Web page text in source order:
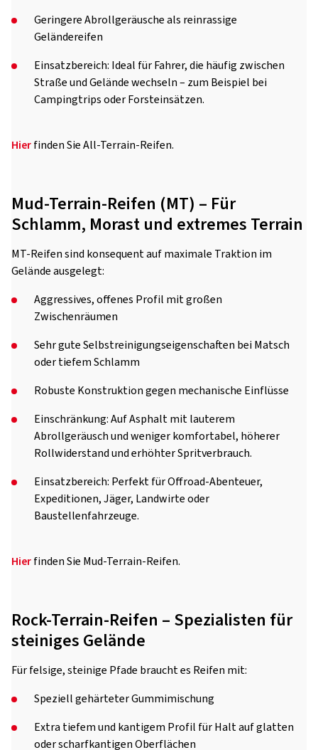
Geringere Abrollgeräusche als reinrassige
Geländereifen
Einsatzbereich: Ideal für Fahrer, die häufig zwischen
Straße und Gelände wechseln – zum Beispiel bei
Campingtrips oder Forsteinsätzen.
Hierfinden Sie All-Terrain-Reifen.
Mud-Terrain-Reifen (MT) – Für
Schlamm, Morast und extremes Terrain
MT-Reifen sind konsequent auf maximale Traktion im
Gelände ausgelegt:
Aggressives, offenes Profil mit großen
Zwischenräumen
Sehr gute Selbstreinigungseigenschaften bei Matsch
oder tiefem Schlamm
Robuste Konstruktion gegen mechanische Einflüsse
Einschränkung: Auf Asphalt mit lauterem
Abrollgeräusch und weniger komfortabel, höherer
Rollwiderstand und erhöhter Spritverbrauch.
Einsatzbereich: Perfekt für Offroad-Abenteuer,
Expeditionen, Jäger, Landwirte oder
Baustellenfahrzeuge.
Hierfinden Sie Mud-Terrain-Reifen.
Rock-Terrain-Reifen – Spezialisten für
steiniges Gelände
Für felsige, steinige Pfade braucht es Reifen mit:
Speziell gehärteter Gummimischung
Extra tiefem und kantigem Profil für Halt auf glatten
oder scharfkantigen Oberflächen